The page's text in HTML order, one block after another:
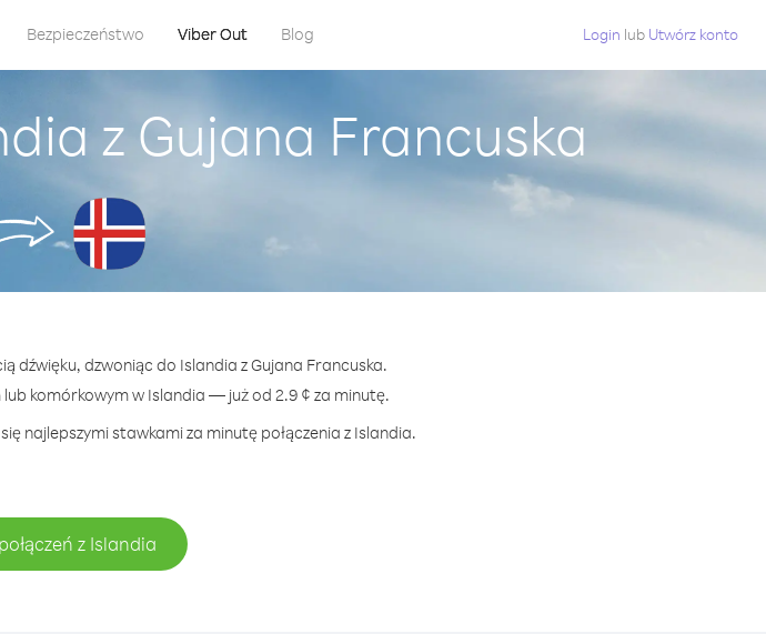
Bezpieczeństwo Viber Out Blog Login lub Utwórz konto
z Gujana Francuska
dźwięku, dzwoniąc do Islandia z Gujana Francuska.
komórkowym w Islandia — już od 2.9 ¢ za minutę.
najlepszymi stawkami za minutę połączenia z Islandia.
z Islandia